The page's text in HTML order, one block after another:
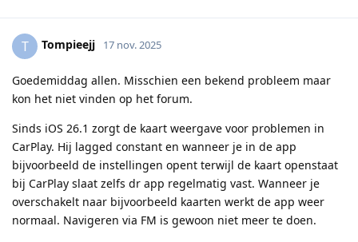
T Tompieejj 17 nov. 2025
Goedemiddag allen. Misschien een bekend probleem maar
kon het niet vinden op het forum.
Sinds iOS 26.1 zorgt de kaart weergave voor problemen in
CarPlay. Hij lagged constant en wanneer je in de app
bijvoorbeeld de instellingen opent terwijl de kaart openstaat
bij CarPlay slaat zelfs dr app regelmatig vast. Wanneer je
overschakelt naar bijvoorbeeld kaarten werkt de app weer
normaal. Navigeren via FM is gewoon niet meer te doen.